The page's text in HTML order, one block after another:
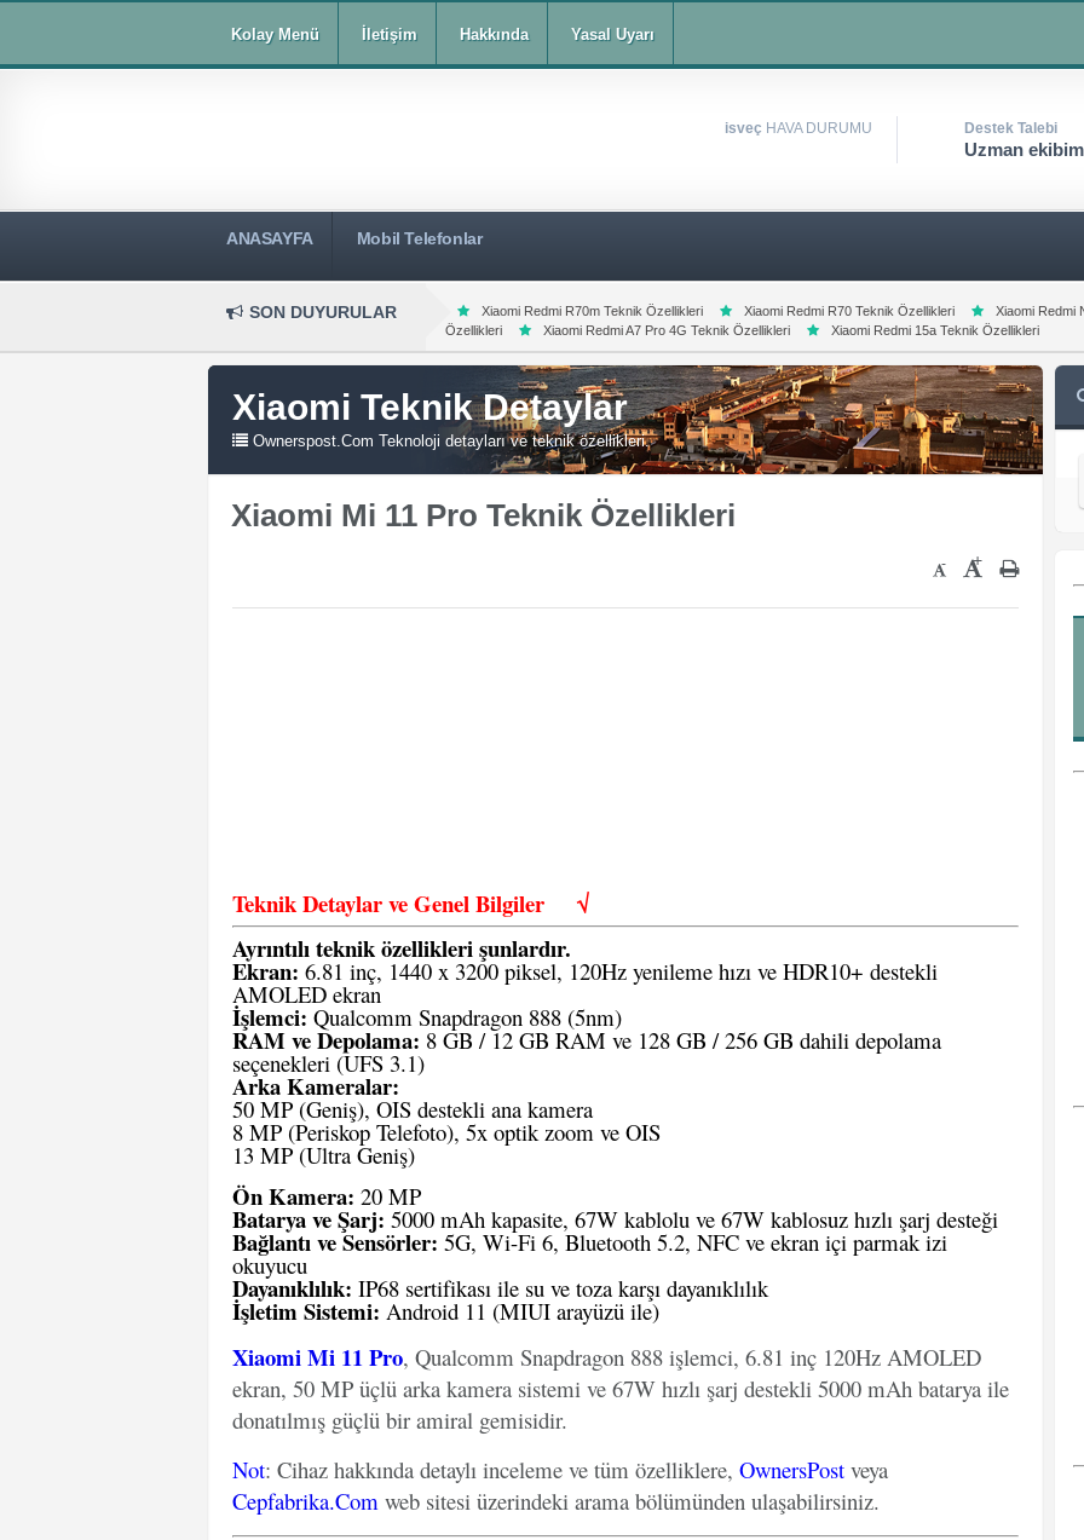
Kolay Menü İletişim Hakkında Yasal Uyarı
isveç HAVA DURUMU Destek Talebi
Uzman
ANASAYFA Mobil Telefonlar
SON DUYURULAR Xiaomi Redmi R70m Teknik Özellikleri Xiaomi Redmi R70 Teknik Özellikleri
Xiaomi Redmi
Özellikleri
Xiaomi Redmi A7 Pro 4G Teknik Özellikleri Xiaomi Redmi 15a Teknik Özellikleri
Xiaomi Teknik Detaylar
Ownerspost.Com Teknoloji detayları ve teknik özellikleri.
Xiaomi Mi 11 Pro Teknik Özellikleri
- +
Teknik Detaylar ve Genel Bilgiler√
Ayrıntılı teknik özellikleri şunlardır.
Ekran: 6.81 inç, 1440 x 3200 piksel, 120Hz yenileme hızı ve HDR10+ destekli
AMOLED ekran
İşlemci: Qualcomm Snapdragon 888 (5nm)
RAM ve Depolama: 8 GB / 12 GB RAM ve 128 GB / 256 GB dahili depolama
seçenekleri (UFS 3.1)
Arka Kameralar:
50 MP (Geniş), OIS destekli ana kamera
8 MP (Periskop Telefoto), 5x optik zoom ve OIS
13 MP (Ultra Geniş)
Ön Kamera: 20 MP
Batarya ve Şarj: 5000 mAh kapasite, 67W kablolu ve 67W kablosuz hızlı şarj desteği
Bağlantı ve Sensörler: 5G, Wi-Fi 6, Bluetooth 5.2, NFC ve ekran içi parmak izi
okuyucu
Dayanıklılık: IP68 sertifikası ile su ve toza karşı dayanıklılık
İşletim Sistemi: Android 11 (MIUI arayüzü ile)
Xiaomi Mi 11 Pro, Qualcomm Snapdragon 888 işlemci, 6.81 inç 120Hz AMOLED
ekran, 50 MP üçlü arka kamera sistemi ve 67W hızlı şarj destekli 5000 mAh batarya ile
donatılmış güçlü bir amiral gemisidir.
Not: Cihaz hakkında detaylı inceleme ve tüm özelliklere, OwnersPost veya
Cepfabrika.Com web sitesi üzerindeki arama bölümünden ulaşabilirsiniz.